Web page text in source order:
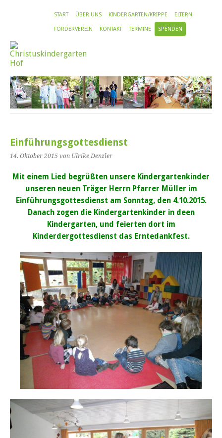
START ÜBER UNS KINDERGARTEN/KRIPPE ELTERN
FÖRDERVEREIN KONTAKT TERMINE SPENDEN
Einführungsgottesdienst
14. Oktober 2015 von Ulrike Denzler
Mit einem Lied begrüßten unsere Kindergartenkinder
unseren neuen Träger Herrn Pfarrer Müller im
Einführungsgottesdienst am Sonntag, den 4.10.2015.
Danach zogen die Kindergartenkinder in deen
Kindergarten, und feierten dort im
Kinderdergottesdienst das Erntedankfest.